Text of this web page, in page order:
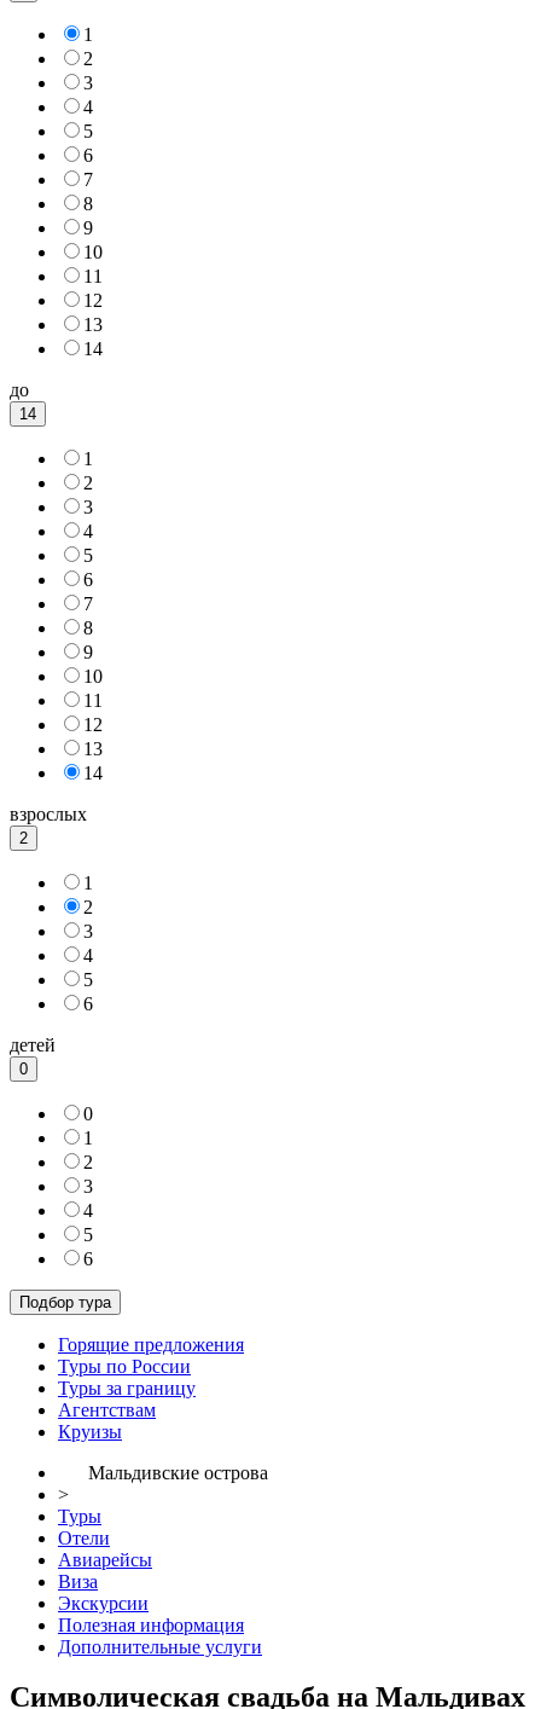
1
2
3
4
5
6
7
8
9
10
11
12
13
14
до
14
1
2
3
4
5
6
7
8
9
10
11
12
13
14
взрослых
2
1
2
3
4
5
6
детей
0
0
1
2
3
4
5
6
Горящие предложения
Туры по России
Туры за границу
Агентствам
Круизы
Мальдивские острова
>
Туры
Отели
Авиарейсы
Виза
Экскурсии
Полезная информация
Дополнительные услуги
Символическая свадьба на Мальдивах